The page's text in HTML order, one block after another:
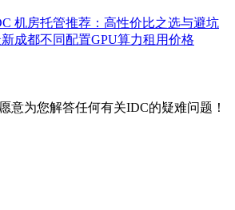
机房托管推荐：高性价比之选与避坑
新成都不同配置GPU算力租用价格
意为您解答任何有关IDC的疑难问题！